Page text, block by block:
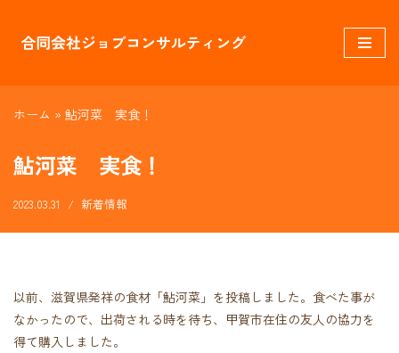
コ
ン
へ
キ
ホーム » 鮎河菜 実食！
鮎河菜 実食！
2023.03.31 新着情報
以前、滋賀県発祥の食材「鮎河菜」を投稿しました。食べた事が
なかったので、出荷される時を待ち、甲賀市在住の友人の協力を
得て購入しました。